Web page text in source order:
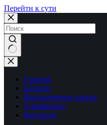
Перейти к сути
Ничего
не
найденоГлавная
Каталог
Выполненные заказы
О компании
Контакты